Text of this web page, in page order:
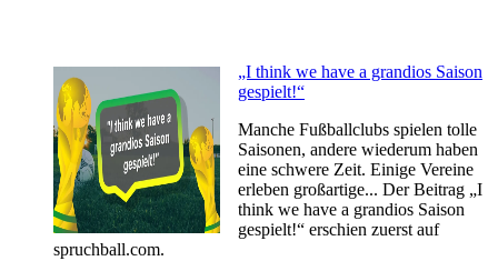
„I think we have a grandios Saison
gespielt!“
Manche Fußballclubs spielen tolle
Saisonen, andere wiederum haben
eine schwere Zeit. Einige Vereine
erleben großartige... Der Beitrag „I
think we have a grandios Saison
gespielt!“ erschien zuerst auf
spruchball.com.